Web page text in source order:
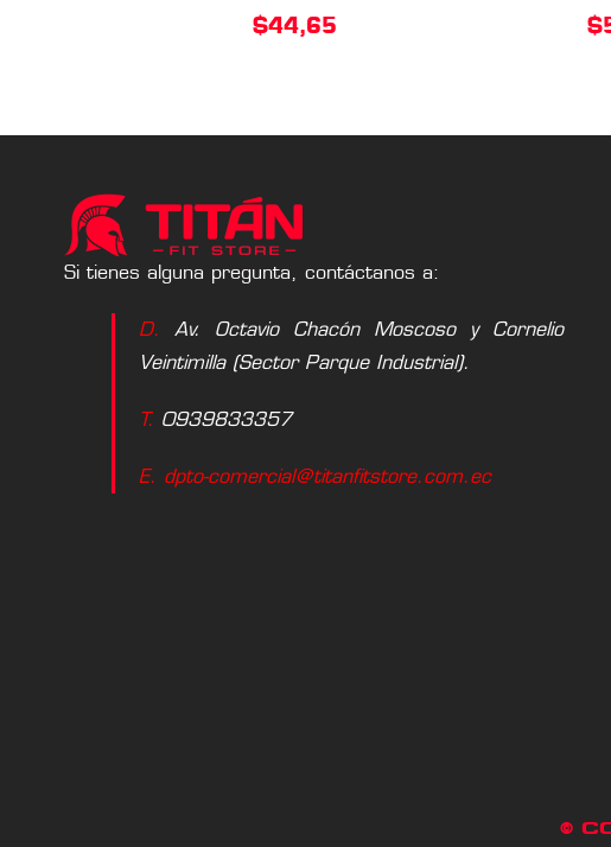
$44,65 $
Si tienes alguna pregunta, contáctanos a:
D. Av. Octavio Chacón Moscoso y Cornelio
Veintimilla (Sector Parque Industrial).
T. 0939833357
E. dpto-comercial@titanfitstore.com.ec
©